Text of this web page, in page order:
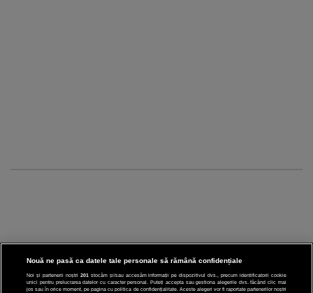
Nouă ne pasă ca datele tale personale să rămână confidențiale
Noi și partenerii noștri 201 stocăm și/sau accesăm informații pe dispozitivul dvs., precum identificatorii cookie
unici pentru prelucrarea datelor cu caracter personal. Puteți accepta sau gestiona alegerile dvs. făcând clic mai
jos sau în orice moment, pe pagina cu politica de confidențialitate. Aceste alegeri vor fi raportate partenerilor noștri